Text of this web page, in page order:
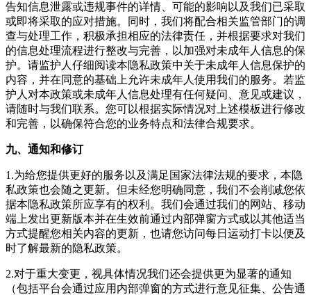
告知信息泄露或违规事件的详情、可能的影响以及我们已采取
或即将采取的应对措施。同时，我们将配合相关监管部门的调
查与处理工作，积极承担相应的法律责任，并根据要求对我们
的信息处理流程进行整改与完善，以加强对未成年人信息的保
护。请监护人仔细阅读本隐私政策中关于未成年人信息保护的
内容，并在同意的基础上允许未成年人使用我们的服务。若监
护人对本政策或未成年人信息处理有任何疑问、意见或建议，
请随时与我们联系。您可以根据实际情况对上述模板进行修改
和完善，以确保符合您的业务特点和法律合规要求。
九、通知和修订
1.为给您提供更好的服务以及满足国家法律法规的要求，本隐
私政策也会随之更新。但未经您明确同意，我们不会削减您依
据本隐私政策所应享有的权利。我们会通过我们的网站、移动
端上发出更新版本并在生效前通过内部弹窗方式或以其他适当
方式提醒您相关内容的更新，也请您访问每日运动打卡以便及
时了解最新的隐私政策。
2.对于重大变更，视具体情况我们还会提供更为显著的通知
（包括平台会通过应用内部弹窗的方式进行意见征集、公告通